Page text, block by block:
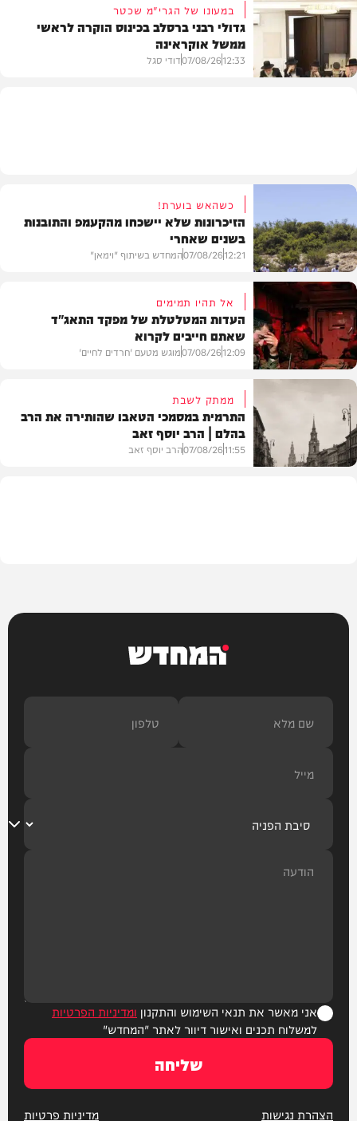
במעונו של הגרי"מ שכטר
גדולי רבני ברסלב בכינוס הוקרה לראשי
ממשל אוקראינה
12:33
07/08/26דודי סגל
וידאו
כשהאש בוערת!
הזיכרונות שלא יישכחו מהקעמפ והתובנות
בשנים שאחרי
12:21
07/08/26המחדש בשיתוף "וימאן"
דעות
אל תהיו תמימים
העדות המטלטלת של מפקד התאג"ד
שאתם חייבים לקרוא
12:09
07/08/26מוגש מטעם 'חרדים לחיים'
ממתק לשבת
התרמית במסמכי הטאבו שהותירה את הרב
בהלם | הרב יוסף זאב
11:55
07/08/26הרב יוסף זאב
המחדש
אני מאשר את תנאי השימוש והתקנון ומדיניות הפרטיות
למשלוח תכנים ואישור דיוור לאתר "המחדש"
שליחה
הצהרת נגישות מדיניות פרטיות